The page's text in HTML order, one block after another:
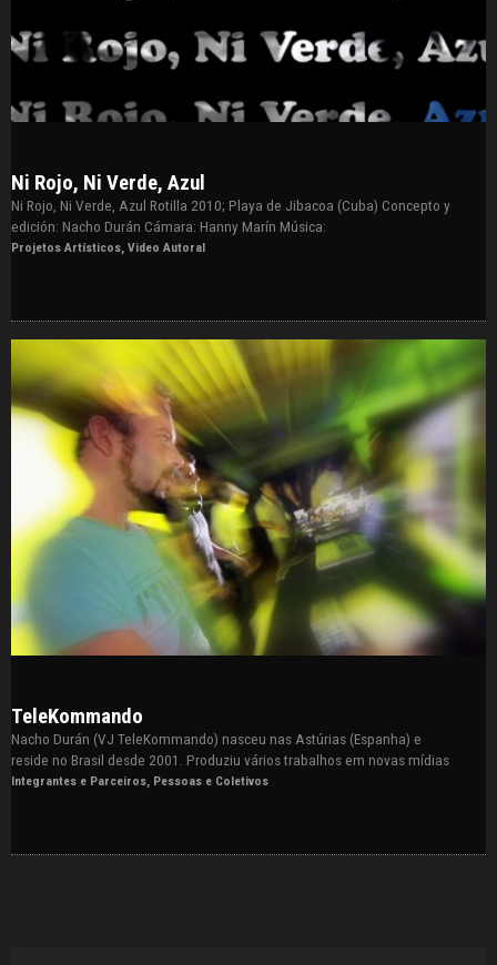
Ni Rojo, Ni Verde, Azul
Ni Rojo, Ni Verde, Azul Rotilla 2010; Playa de Jibacoa (Cuba) Concepto y
edición: Nacho Durán Cámara: Hanny Marín Música:
Projetos Artísticos, Video Autoral
TeleKommando
Nacho Durán (VJ TeleKommando) nasceu nas Astúrias (Espanha) e
reside no Brasil desde 2001. Produziu vários trabalhos em novas mídias
Integrantes e Parceiros, Pessoas e Coletivos